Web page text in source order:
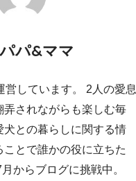
パ&ママ
営しています。 2人の愛息
弄されながらも楽しむ毎
犬との暮らしに関する情
とで誰かの役に立ちた
からブログに挑戦中。